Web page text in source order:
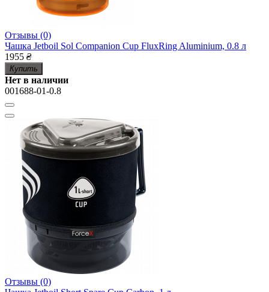
Отзывы (0)
Чашка Jetboil Sol Companion Cup FluxRing Aluminium, 0.8 л
1955 ₴
Купить
Нет в наличии
001688-01-0.8
Отзывы (0)